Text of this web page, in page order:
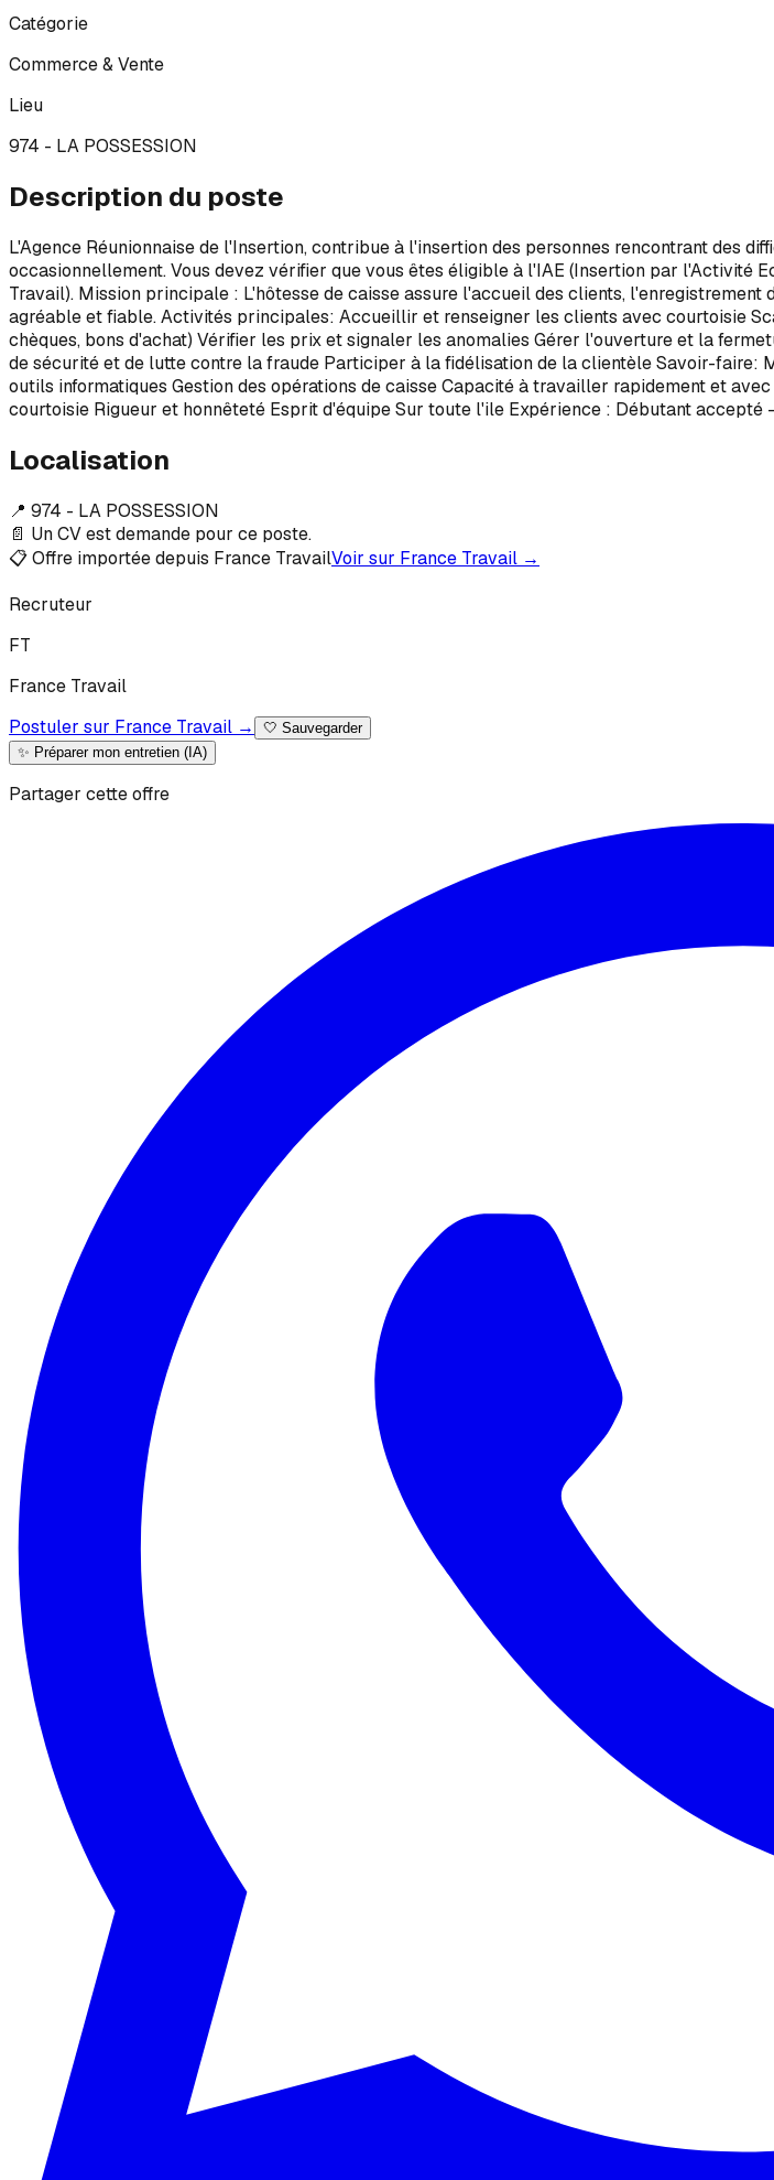
Catégorie
Commerce & Vente
Lieu
974 - LA POSSESSION
Description du poste
L'Agence Réunionnaise de l'Insertion, contribue à l'insertion des personnes rencontrant des
occasionnellement. Vous devez vérifier que vous êtes éligible à l'IAE (Insertion par l'Activité
Travail). Mission principale : L'hôtesse de caisse assure l'accueil des clients,
agréable et fiable. Activités principales: Accueillir et renseigner les clients avec courtoisie
chèques, bons d'achat) Vérifier les prix et signaler les anomalies Gérer l'ouverture et la
de sécurité et de lutte contre la fraude Participer à la fidélisation de la clientèle Savoir-faire:
outils informatiques Gestion des opérations de caisse Capacité à travailler rapidement et
courtoisie Rigueur et honnêteté Esprit d'équipe Sur toute l'ile Expérience : Débutant
Localisation
📍 974 - LA POSSESSION
📄 Un CV est demande pour ce poste.
📋 Offre importée depuis France TravailVoir sur France Travail →
Recruteur
FT
France Travail
Postuler sur France Travail →
🤍 Sauvegarder
✨ Préparer mon entretien (IA)
Partager cette offre